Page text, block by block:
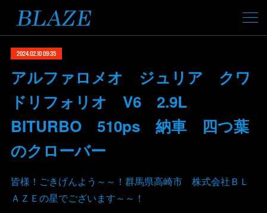
2024.02.10 09:35
アルファロメオ ジュリア クワ
ドリフォリオ V6 2.9L
BITURBO 510ps 納車 四つ葉
のクローバー
皆様！ごきげんよう～～！群馬県高崎市 株式会社ＢＬ
ＡＺＥの星でございます～～！